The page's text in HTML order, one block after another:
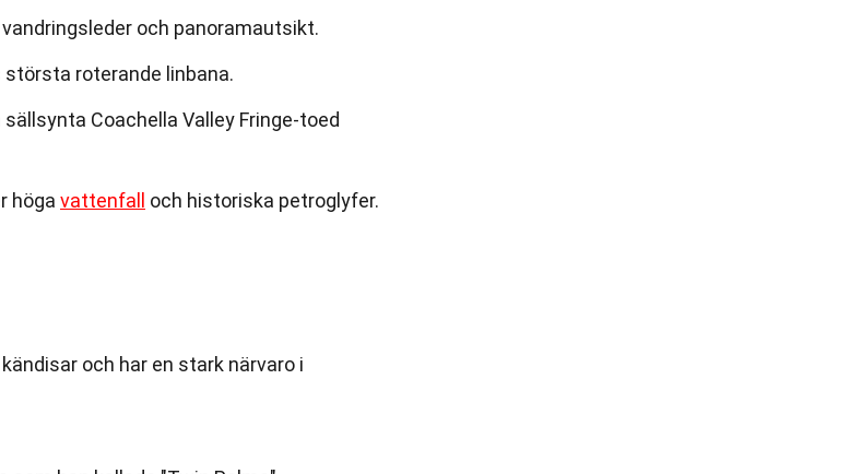
och panoramautsikt.
största roterande linbana.
Coachella Valley Fringe-toed
höga vattenfall och historiska petroglyfer.
och har en stark närvaro i